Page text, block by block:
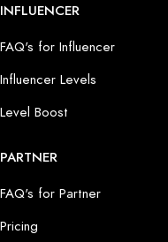
INFLUENCER
FAQ's for Influencer
Influencer Levels
Level Boost
PARTNER
FAQ's for Partner
Pricing